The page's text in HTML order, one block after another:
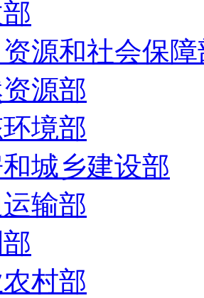
资源和社会保
源部
境部
城乡建设部
输部
村部